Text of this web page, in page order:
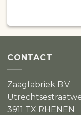
CONTACT
Zaagfabriek B.V.
3911 TX RHENEN